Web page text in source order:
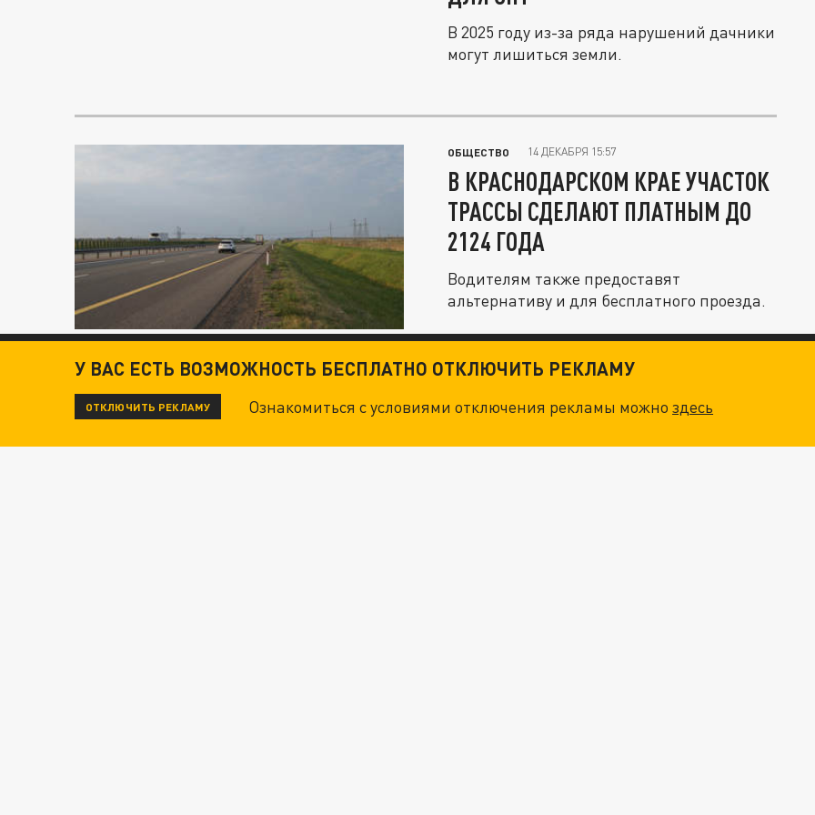
В 2025 году из-за ряда нарушений дачники
могут лишиться земли.
ОБЩЕСТВО 14 ДЕКАБРЯ 15:57
В КРАСНОДАРСКОМ КРАЕ УЧАСТОК
ТРАССЫ СДЕЛАЮТ ПЛАТНЫМ ДО
2124 ГОДА
Водителям также предоставят
альтернативу и для бесплатного проезда.
У ВАС ЕСТЬ ВОЗМОЖНОСТЬ БЕСПЛАТНО ОТКЛЮЧИТЬ РЕКЛАМУ
ОТКЛЮЧИТЬ РЕКЛАМУ Ознакомиться с условиями отключения рекламы можноздесь